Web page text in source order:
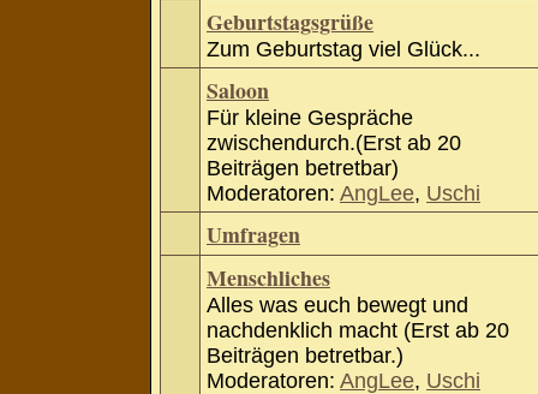
Geburtstagsgrüße
Zum Geburtstag viel Glück...
Saloon
Für kleine Gespräche
zwischendurch.(Erst ab 20
Beiträgen betretbar)
Moderatoren: AngLee, Uschi
Umfragen
Menschliches
Alles was euch bewegt und
nachdenklich macht (Erst ab 20
Beiträgen betretbar.)
Moderatoren: AngLee, Uschi